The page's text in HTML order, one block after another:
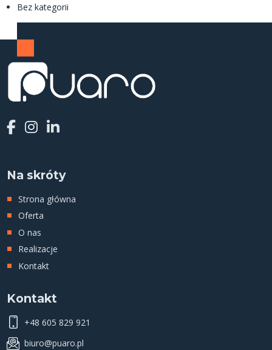
Bez kategorii
Na skróty
Strona główna
Oferta
O nas
Realizacje
Kontakt
Kontakt
+48 605 829 921
biuro@puaro.pl